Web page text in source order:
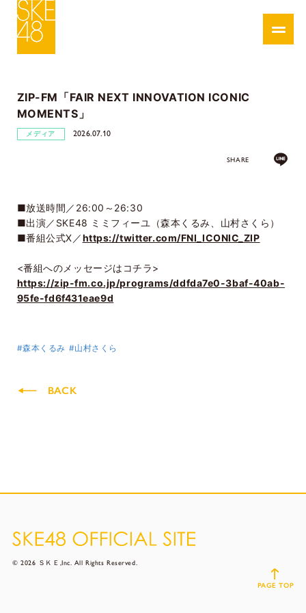
ZIP-FM「FAIR NEXT INNOVATION ICONIC
MOMENTS」
メディア 2026.07.10
SHARE
■放送時間／26:00～26:30
■出演／SKE48 ミミフィーユ（森本くるみ、山村さくら）
■番組公式X／https://twitter.com/FNI_ICONIC_ZIP
<番組へのメッセージはコチラ>
https://zip-fm.co.jp/programs/ddfda7e0-3baf-40ab-
95fe-fd6f431eae9d
#森本くるみ #山村さくら
BACK
© 2026 ＳＫＥ,Inc. All Rights Reserved.
PAGE TOP